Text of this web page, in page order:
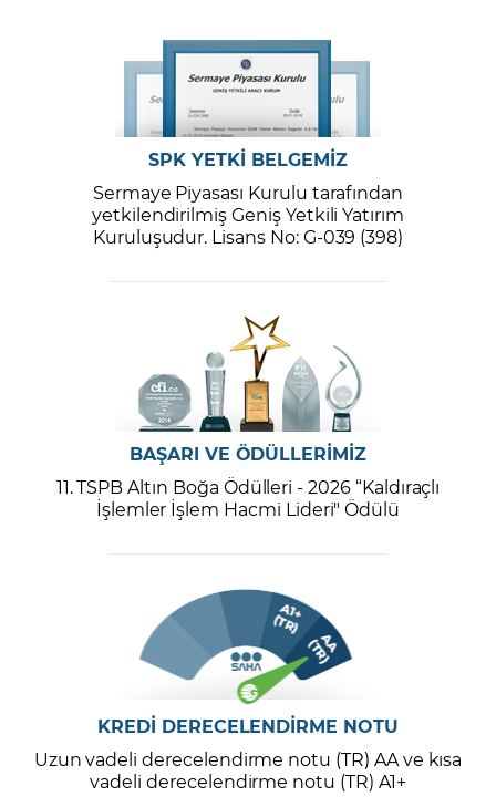
SPK YETKİ BELGEMİZ
Sermaye Piyasası Kurulu tarafından
yetkilendirilmiş Geniş Yetkili Yatırım
Kuruluşudur. Lisans No: G-039 (398)
BAŞARI VE ÖDÜLLERİMİZ
11. TSPB Altın Boğa Ödülleri - 2026 “Kaldıraçlı
İşlemler İşlem Hacmi Lideri" Ödülü
KREDİ DERECELENDİRME NOTU
Uzun vadeli derecelendirme notu (TR) AA ve kısa
vadeli derecelendirme notu (TR) A1+